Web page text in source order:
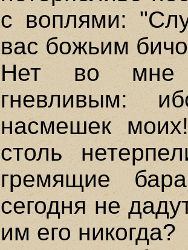
с воплями:
вас божьим
Нет во мне
гневливым:
насмешек
столь
гремящие
сегодня не
им его никогда?